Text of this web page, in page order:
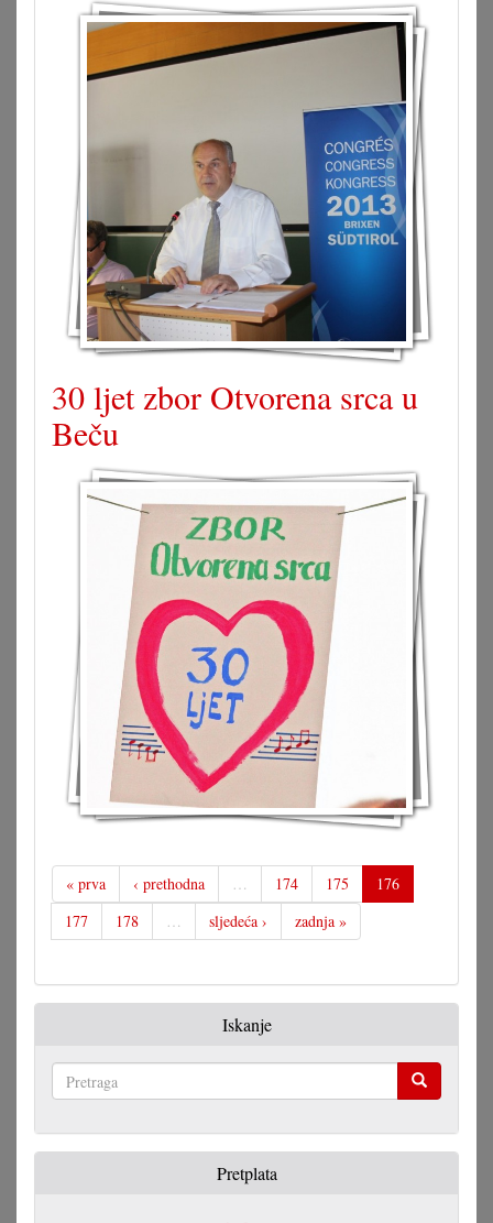
30 ljet zbor Otvorena srca u
Beču
« prva ‹ prethodna … 174 175
176
177
178 … sljedeća › zadnja »
Iskanje
Pretplata